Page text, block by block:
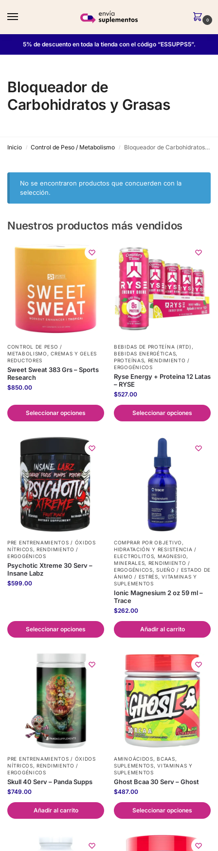
0
5% de descuento en toda la tienda con el código “ESSUPPS5”.
Bloqueador de
Carbohidratos y Grasas
Inicio / Control de Peso / Metabolismo / Bloqueador de Carbohidratos y Grasas
No se encontraron productos que concuerden con la
selección.
Nuestros productos más vendidos
CONTROL DE PESO /
METABOLISMO ,CREMAS Y GELES
REDUCTORES
Sweet Sweat 383 Grs – Sports
Research
$850.00
Seleccionar opciones
BEBIDAS DE PROTEÍNA (RTD) ,
BEBIDAS ENERGÉTICAS,
PROTEÍNAS, RENDIMIENTO /
ERGOGÉNICOS
Ryse Energy + Proteina 12 Latas
– RYSE
$527.00
Seleccionar opciones
PRE ENTRENAMIENTOS / ÓXIDOS
NÍTRICOS,RENDIMIENTO /
ERGOGÉNICOS
Psychotic Xtreme 30 Serv –
Insane Labz
$599.00
Seleccionar opciones
COMPRAR POR OBJETIVO ,
HIDRATACIÓN Y RESISTENCIA /
ELECTROLITOS, MAGNESIO,
MINERALES, RENDIMIENTO /
ERGOGÉNICOS,SUEÑO / ESTADO DE
ÁNIMO / ESTRÉS,VITAMINAS Y
SUPLEMENTOS
Ionic Magnesium 2 oz 59 ml –
Trace
$262.00
Añadir al carrito
PRE ENTRENAMIENTOS / ÓXIDOS
NÍTRICOS,RENDIMIENTO /
ERGOGÉNICOS
Skull 40 Serv – Panda Supps
$749.00
Añadir al carrito
AMINOÁCIDOS,BCAAS,
SUPLEMENTOS,VITAMINAS Y
SUPLEMENTOS
Ghost Bcaa 30 Serv – Ghost
$487.00
Seleccionar opciones